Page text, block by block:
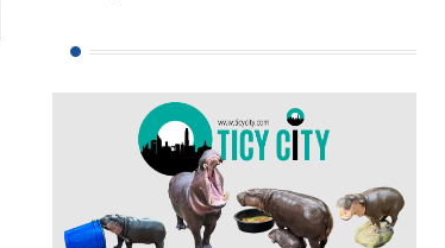
แห่งแรกในศูนย์การค้า
โครงการ “ฟิวเจอร์ให้ใจ”
เดินหน้าสร้างสังคมแห่งการ
ให้